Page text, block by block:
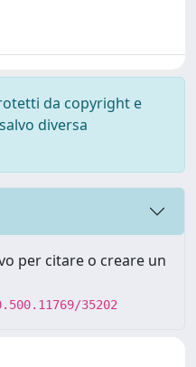
da copyright e
diversa
per citare o creare un
35202